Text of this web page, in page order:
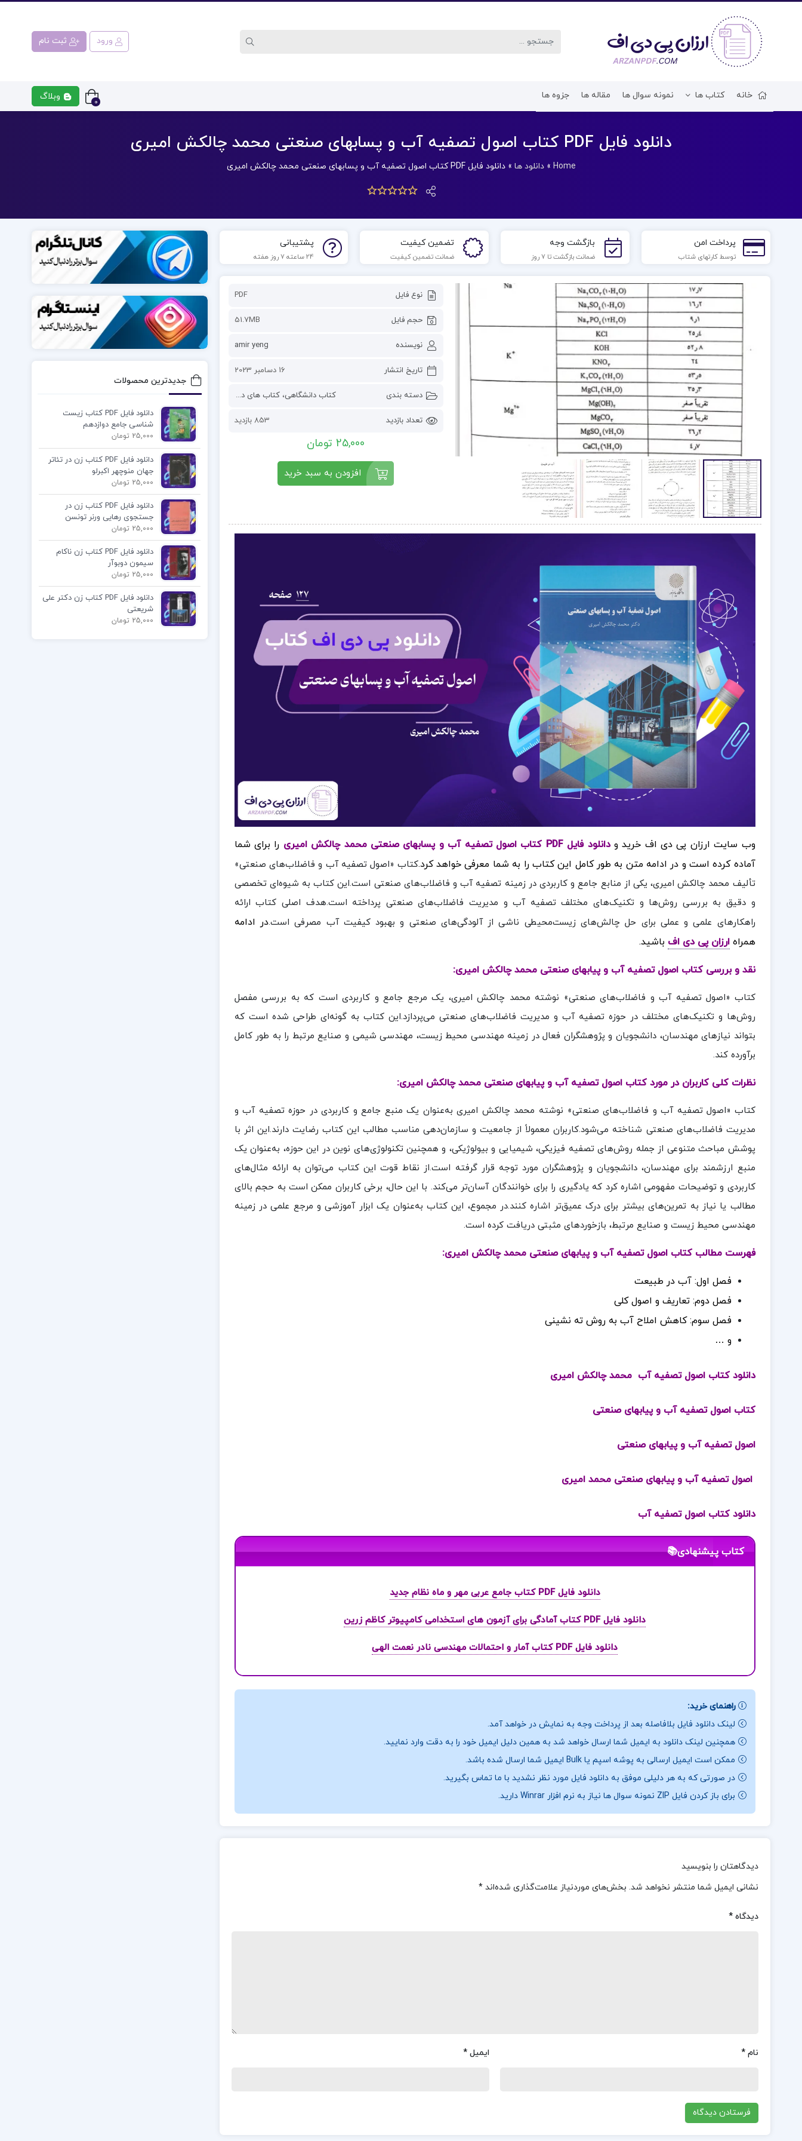
ورود ثبت نام
خانه کتاب ها نمونه سوال ها مقاله ها جزوه ها
0 وبلاگ
دانلود فایل PDF کتاب اصول تصفیه آب و پسابهای صنعتی محمد چالکش امیری
Home
»دانلود ها »دانلود فایل PDF کتاب اصول تصفیه آب و پسابهای صنعتی محمد چالکش امیری
پرداخت امن
توسط کارتهای شتاب
بازگشت وجه
ضمانت بازگشت تا 7 روز
تضمین کیفیت
ضمانت تضمین کیفیت
پشتیبانی
24 ساعته 7 روز هفته
نوع فایل PDF
حجم فایل 51.7MB
نویسنده amir yeng
تاریخ انتشار 16 دسامبر 2023
دسته بندی کتاب دانشگاهی،کتاب های درسی و دانشگاهی
تعداد بازدید 853 بازدید
25,000 تومان
افزودن به سبد خرید
وب سایت ارزان پی دی اف خرید ودانلود فایل PDF کتاب اصول تصفیه آب و پسابهای صنعتی محمد چالکش امیری
را برای شما
آماده کرده است و در ادامه متن به طور کامل این کتاب را به شما معرفی خواهد کرد.کتاب «اصول تصفیه آب و فاضلاب‌های صنعتی»
تألیف محمد چالکش امیری، یکی از منابع جامع و کاربردی در زمینه تصفیه آب و فاضلاب‌های صنعتی است.این کتاب به شیوه‌ای تخصصی
و دقیق به بررسی روش‌ها و تکنیک‌های مختلف تصفیه آب و مدیریت فاضلاب‌های صنعتی پرداخته است.هدف اصلی کتاب ارائه
راهکارهای علمی و عملی برای حل چالش‌های زیست‌محیطی ناشی از آلودگی‌های صنعتی و بهبود کیفیت آب مصرفی است.در ادامه
همراهارزان پی دی اف باشید.
نقد و بررسی کتاب اصول تصفیه آب و پیابهای صنعتی محمد چالکش امیری:
کتاب «اصول تصفیه آب و فاضلاب‌های صنعتی» نوشته محمد چالکش امیری، یک مرجع جامع و کاربردی است که به بررسی مفصل
روش‌ها و تکنیک‌های مختلف در حوزه تصفیه آب و مدیریت فاضلاب‌های صنعتی می‌پردازد.این کتاب به گونه‌ای طراحی شده است که
بتواند نیازهای مهندسان، دانشجویان و پژوهشگران فعال در زمینه مهندسی محیط زیست، مهندسی شیمی و صنایع مرتبط را به طور کامل
برآورده کند.
نظرات کلی کاربران در مورد کتاب اصول تصفیه آب و پیابهای صنعتی محمد چالکش امیری:
کتاب «اصول تصفیه آب و فاضلاب‌های صنعتی» نوشته محمد چالکش امیری به‌عنوان یک منبع جامع و کاربردی در حوزه تصفیه آب و
مدیریت فاضلاب‌های صنعتی شناخته می‌شود.کاربران معمولاً از جامعیت و سازمان‌دهی مناسب مطالب این کتاب رضایت دارند.این اثر با
پوشش مباحث متنوعی از جمله روش‌های تصفیه فیزیکی، شیمیایی و بیولوژیکی، و همچنین تکنولوژی‌های نوین در این حوزه، به‌عنوان یک
منبع ارزشمند برای مهندسان، دانشجویان و پژوهشگران مورد توجه قرار گرفته است.از نقاط قوت این کتاب می‌توان به ارائه مثال‌های
کاربردی و توضیحات مفهومی اشاره کرد که یادگیری را برای خوانندگان آسان‌تر می‌کند. با این حال، برخی کاربران ممکن است به حجم بالای
مطالب یا نیاز به تمرین‌های بیشتر برای درک عمیق‌تر اشاره کنند.در مجموع، این کتاب به‌عنوان یک ابزار آموزشی و مرجع علمی در زمینه
مهندسی محیط زیست و صنایع مرتبط، بازخوردهای مثبتی دریافت کرده است.
فهرست مطالب کتاب اصول تصفیه آب و پیابهای صنعتی محمد چالکش امیری:
فصل اول: آب در طبیعت
فصل دوم: تعاریف و اصول کلی
فصل سوم: کاهش املاح آب به روش ته نشینی
و …
دانلود کتاب اصول تصفیه آب محمد چالکش امیری
کتاب اصول تصفیه آب و پیابهای صنعتی
اصول تصفیه آب و پیابهای صنعتی
اصول تصفیه آب و پیابهای صنعتی محمد امیری
دانلود کتاب اصول تصفیه آب
کتاب پیشنهادی📚
دانلود فایل PDF کتاب جامع عربی مهر و ماه نظام جدید
دانلود فایل PDF کتاب آمادگی برای آزمون های استخدامی کامپیوتر کاظم زرین
دانلود فایل PDF کتاب آمار و احتمالات مهندسی نادر نعمت الهی
راهنمای خرید:
لینک دانلود فایل بلافاصله بعد از پرداخت وجه به نمایش در خواهد آمد.
همچنین لینک دانلود به ایمیل شما ارسال خواهد شد به همین دلیل ایمیل خود را به دقت وارد نمایید.
ممکن است ایمیل ارسالی به پوشه اسپم یا Bulk ایمیل شما ارسال شده باشد.
در صورتی که به هر دلیلی موفق به دانلود فایل مورد نظر نشدید با ما تماس بگیرید.
برای باز کردن فایل ZIP نمونه سوال ها نیاز به نرم افزار Winrar دارید.
دیدگاهتان را بنویسید
نشانی ایمیل شما منتشر نخواهد شد. بخش‌های موردنیاز علامت‌گذاری شده‌اند*
دیدگاه*
نام* ایمیل *
جدیدترین محصولات
دانلود فایل PDF کتاب زیست
شناسی جامع دوازدهم
25,000 تومان
دانلود فایل PDF کتاب زن در تئاتر
جهان منوچهر اکبرلو
25,000 تومان
دانلود فایل PDF کتاب زن در
جستجوی رهایی ورنر تونسن
25,000 تومان
دانلود فایل PDF کتاب زن ناکام
سیمون دوبوآر
25,000 تومان
دانلود فایل PDF کتاب زن دکتر علی
شریعتی
25,000 تومان